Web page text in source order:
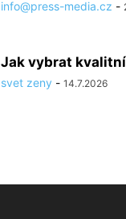
info@press-media.cz -
Jak vybrat
svet zeny - 14.7.2026